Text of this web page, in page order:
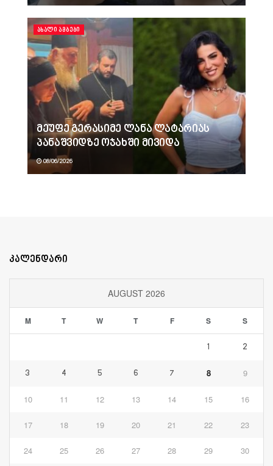
ᲐᲮᲐᲚᲘ ᲐᲛᲑᲔᲑᲘ
მეუფე გერასიმე ლანა ლატარიას
პანაშვიდზე ოჯახში მივიდა
08/06/2026
კალენდარი
AUGUST 2026
M T W T F S S
1 2
3 4 5 6 7 8 9
10 11 12 13 14 15 16
17 18 19 20 21 22 23
24 25 26 27 28 29 30